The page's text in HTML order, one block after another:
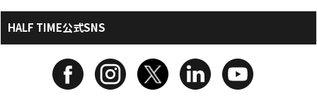
HALF TIME公式SNS